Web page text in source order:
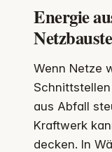
Energie
Wenn Netze
aus Abfall
Kraftwerk
decken. In